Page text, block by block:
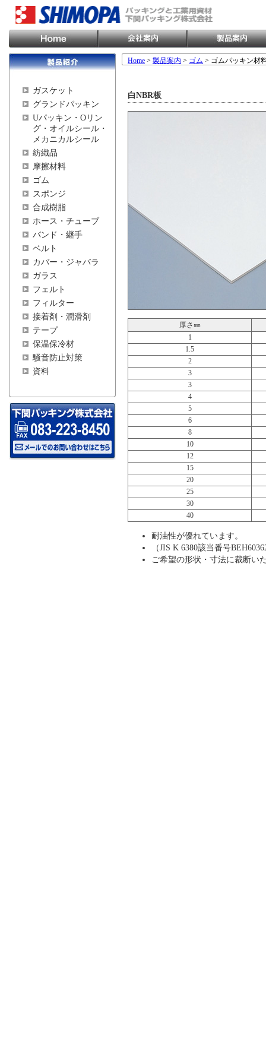
ガスケット
グランドパッキン
Uパッキン・Oリン
グ・オイルシール・
メカニカルシール
紡織品
摩擦材料
ゴム
スポンジ
合成樹脂
ホース・チューブ
バンド・継手
ベルト
カバー・ジャバラ
ガラス
フェルト
フィルター
接着剤・潤滑剤
テープ
保温保冷材
騒音防止対策
資料
Home > 製品案内 > ゴム > ゴムパッキン材
白NBR板
厚さ㎜
1
1.5
2
3
3
4
5
6
8
10
12
15
20
25
30
40
耐油性が優れています。
（JIS K 6380該当番号
ご希望の形状・寸法に裁断い